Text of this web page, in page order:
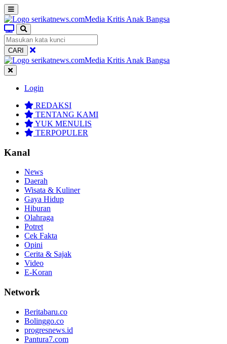
CARI
Login
REDAKSI
TENTANG KAMI
YUK MENULIS
TERPOPULER
Kanal
News
Daerah
Wisata & Kuliner
Gaya Hidup
Hiburan
Olahraga
Potret
Cek Fakta
Opini
Cerita & Sajak
Video
E-Koran
Network
Beritabaru.co
Bolinggo.co
progresnews.id
Pantura7.com